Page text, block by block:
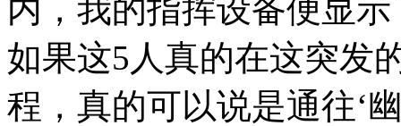
内，我的指挥设备便显
如果这5人真的在这突发
程，真的可以说是通往‘